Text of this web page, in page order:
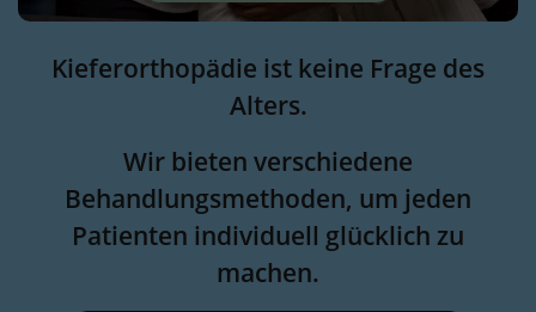
Kieferorthopädie ist keine Frage des
Alters.
Wir bieten verschiedene
Behandlungsmethoden, um jeden
Patienten individuell glücklich zu
machen.